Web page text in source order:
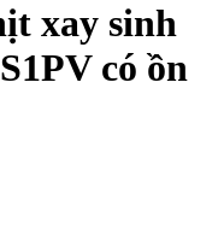
xay sinh
có ồn